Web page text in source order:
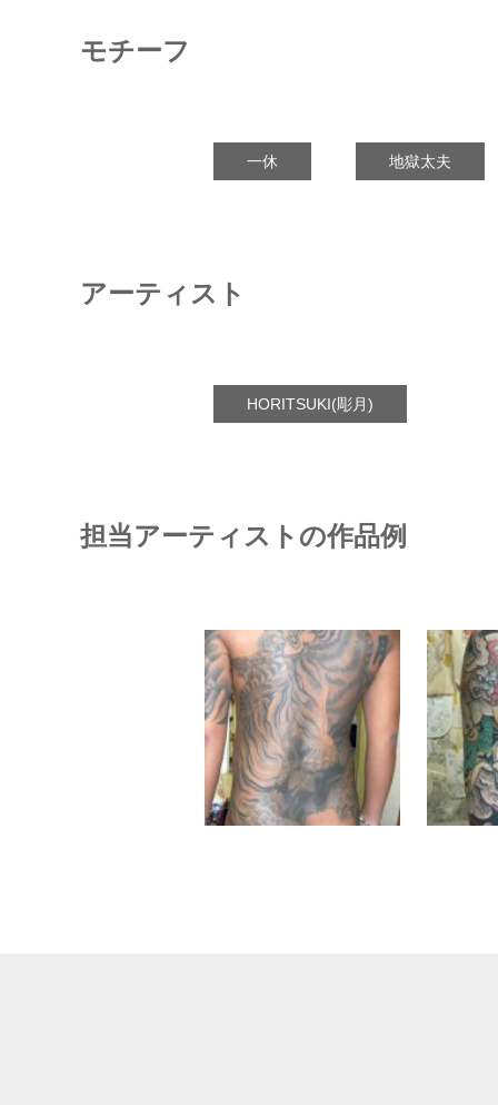
モチーフ
一休 地獄太夫
アーティスト
HORITSUKI(彫月)
担当アーティストの作品例